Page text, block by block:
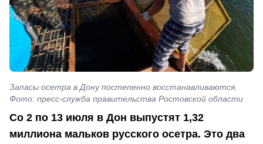
Запасы осетра в Дону постепенно восстанавливаются.
Фото: пресс-служба правительства Ростовской области
Со 2 по 13 июля в Дон выпустят 1,32
миллиона мальков русского осетра. Это два